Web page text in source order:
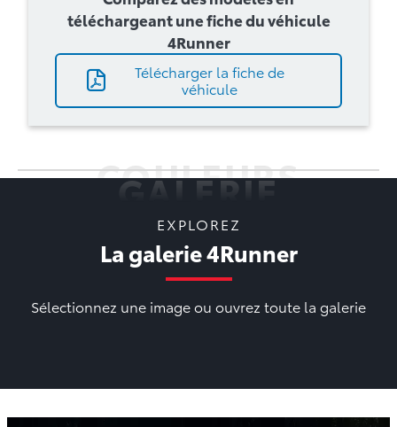
téléchargeant une fiche du véhicule
4Runner
Télécharger la fiche de
véhicule
COULEURS
GALERIE
EXPLOREZ
La galerie 4Runner
Sélectionnez une image ou ouvrez toute la galerie